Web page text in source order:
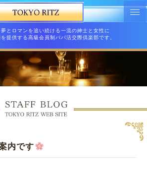
とロマンを追い続ける一流の紳士と女性に
提供する高級会員制パパ活交際倶楽部です。
内です